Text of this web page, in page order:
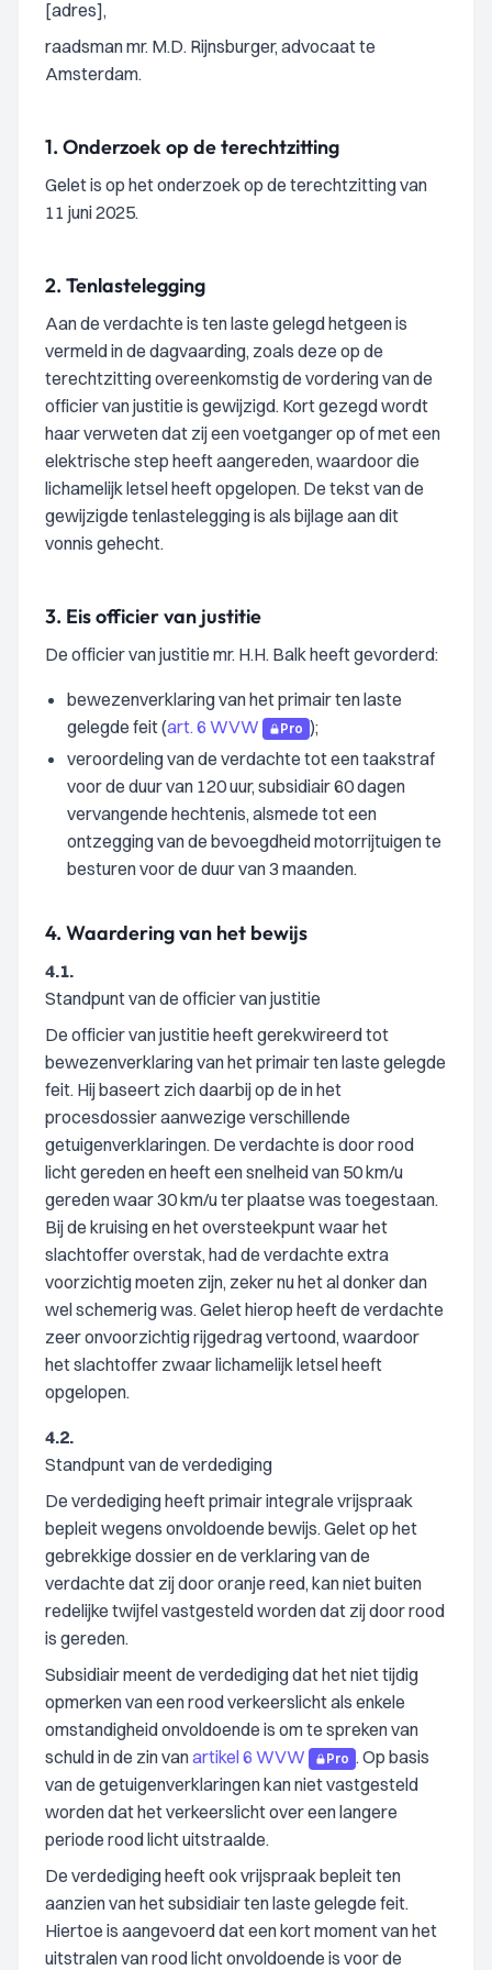
[adres],
raadsman mr. M.D. Rijnsburger, advocaat te
Amsterdam.
1. Onderzoek op de terechtzitting
Gelet is op het onderzoek op de terechtzitting van
11 juni 2025.
2. Tenlastelegging
Aan de verdachte is ten laste gelegd hetgeen is
vermeld in de dagvaarding, zoals deze op de
terechtzitting overeenkomstig de vordering van de
officier van justitie is gewijzigd. Kort gezegd wordt
haar verweten dat zij een voetganger op of met een
elektrische step heeft aangereden, waardoor die
lichamelijk letsel heeft opgelopen. De tekst van de
gewijzigde tenlastelegging is als bijlage aan dit
vonnis gehecht.
3. Eis officier van justitie
De officier van justitie mr. H.H. Balk heeft gevorderd:
bewezenverklaring van het primair ten laste
gelegde feit (art. 6 WVW Pro );
veroordeling van de verdachte tot een taakstraf
voor de duur van 120 uur, subsidiair 60 dagen
vervangende hechtenis, alsmede tot een
ontzegging van de bevoegdheid motorrijtuigen te
besturen voor de duur van 3 maanden.
4. Waardering van het bewijs
4.1.
Standpunt van de officier van justitie
De officier van justitie heeft gerekwireerd tot
bewezenverklaring van het primair ten laste gelegde
feit. Hij baseert zich daarbij op de in het
procesdossier aanwezige verschillende
getuigenverklaringen. De verdachte is door rood
licht gereden en heeft een snelheid van 50 km/u
gereden waar 30 km/u ter plaatse was toegestaan.
Bij de kruising en het oversteekpunt waar het
slachtoffer overstak, had de verdachte extra
voorzichtig moeten zijn, zeker nu het al donker dan
wel schemerig was. Gelet hierop heeft de verdachte
zeer onvoorzichtig rijgedrag vertoond, waardoor
het slachtoffer zwaar lichamelijk letsel heeft
opgelopen.
4.2.
Standpunt van de verdediging
De verdediging heeft primair integrale vrijspraak
bepleit wegens onvoldoende bewijs. Gelet op het
gebrekkige dossier en de verklaring van de
verdachte dat zij door oranje reed, kan niet buiten
redelijke twijfel vastgesteld worden dat zij door rood
is gereden.
Subsidiair meent de verdediging dat het niet tijdig
opmerken van een rood verkeerslicht als enkele
omstandigheid onvoldoende is om te spreken van
schuld in de zin vanartikel 6 WVW Pro . Op basis
van de getuigenverklaringen kan niet vastgesteld
worden dat het verkeerslicht over een langere
periode rood licht uitstraalde.
De verdediging heeft ook vrijspraak bepleit ten
aanzien van het subsidiair ten laste gelegde feit.
Hiertoe is aangevoerd dat een kort moment van het
uitstralen van rood licht onvoldoende is voor de